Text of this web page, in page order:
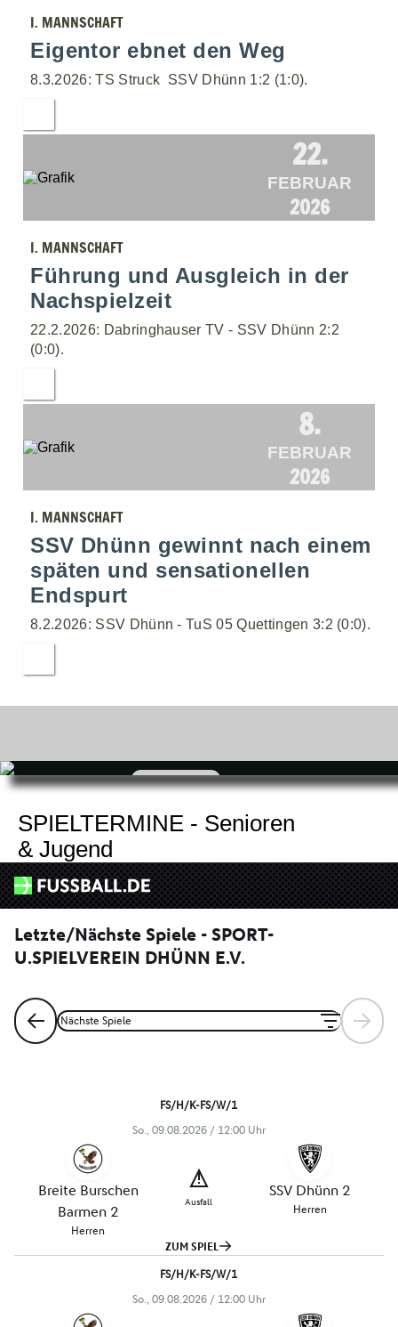
I. MANNSCHAFT
Eigentor ebnet den Weg
8.3.2026: TS Struck  SSV Dhünn 1:2 (1:0).
22.
FEBRUAR
2026
I. MANNSCHAFT
Führung und Ausgleich in der
Nachspielzeit
22.2.2026: Dabringhauser TV - SSV Dhünn 2:2
(0:0).
8.
FEBRUAR
2026
I. MANNSCHAFT
SSV Dhünn gewinnt nach einem
späten und sensationellen
Endspurt
8.2.2026: SSV Dhünn - TuS 05 Quettingen 3:2 (0:0).
zum
SPIELTERMINE - Senioren
& Jugend